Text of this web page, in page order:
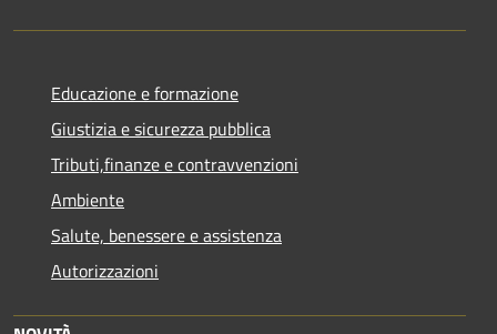
Educazione e formazione
Giustizia e sicurezza pubblica
Tributi,finanze e contravvenzioni
Ambiente
Salute, benessere e assistenza
Autorizzazioni